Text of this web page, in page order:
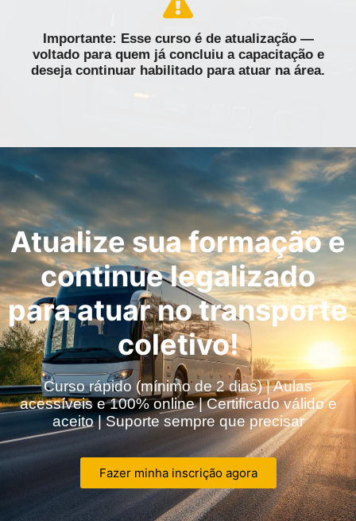
Importante: Esse curso é de atualização —
voltado para quem já concluiu a capacitação e
deseja continuar habilitado para atuar na área.
Atualize sua formação e
continue legalizado
para atuar no transporte
coletivo!
Curso rápido (mínimo de 2 dias) | Aulas
acessíveis e 100% online | Certificado válido e
aceito | Suporte sempre que precisar
Fazer minha inscrição agora